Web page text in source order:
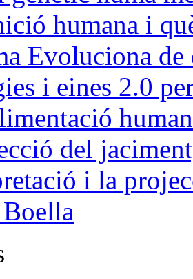
humana i
Evoluciona de
i eines 2.0
del
i la